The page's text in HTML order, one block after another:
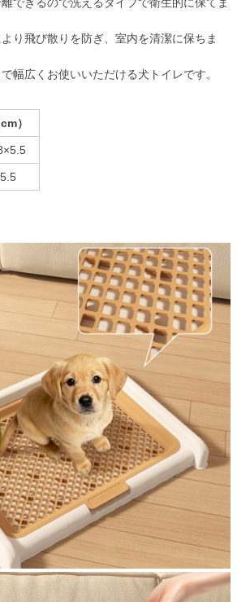
り飛び散りを防ぎ、室内を清潔に保ちま
幅広くお使いいただける犬トイレです。
）